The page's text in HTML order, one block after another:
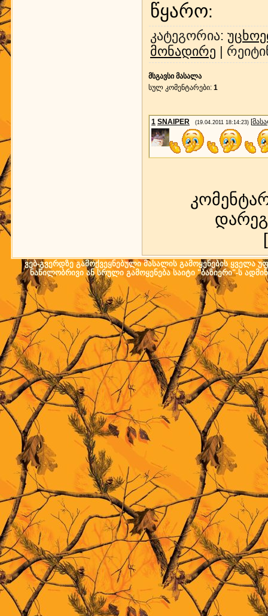
წყარო:
კატეგორია:
მონადირე |
მსგავსი მასალა
სულ კომენტარები: 1
1 SNAIPER (19.04.2011 18:14:23) [
ვებ-გვერდზე გამოქვეყნებული მასალის გამოყენების ყველა
ნაწილობრივი ან სრული გამოყენება საიტი "ბაზიერი"-ს